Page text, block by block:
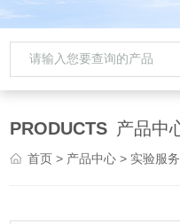
PRODUCTS 产品中
首页 > 产品中心 > 实验服务